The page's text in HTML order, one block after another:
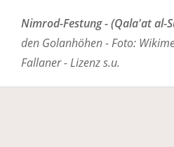
Nimrod-Festung - (Qala'at al-
den Golanhöhen - Foto:
Fallaner - Lizenz s.u.